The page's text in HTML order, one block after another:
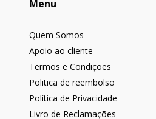
Menu
Quem Somos
Apoio ao cliente
Termos e Condições
Politica de reembolso
Política de Privacidade
Livro de Reclamações